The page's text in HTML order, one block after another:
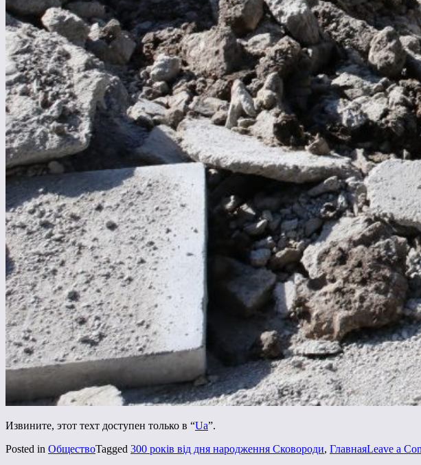
Извините, этот техт доступен только в “Ua”.
Posted in ОбществоTagged 300 років від дня народження Сковороди, ГлавнаяLeave a